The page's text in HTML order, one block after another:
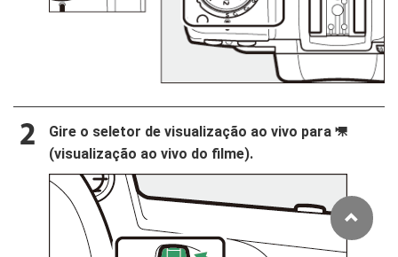
Gire o seletor de visualização ao vivo para 1
(visualização ao vivo do filme).